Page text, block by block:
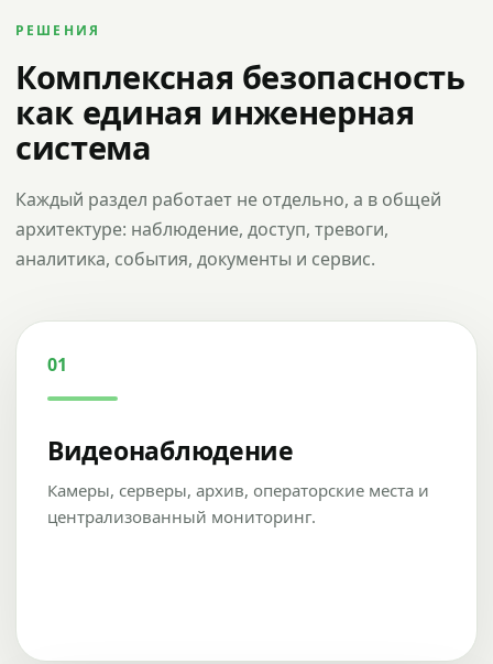
РЕШЕНИЯ
Комплексная безопасность
как единая инженерная
система
Каждый раздел работает не отдельно, а в общей
архитектуре: наблюдение, доступ, тревоги,
аналитика, события, документы и сервис.
01
Видеонаблюдение
Камеры, серверы, архив, операторские места и
централизованный мониторинг.